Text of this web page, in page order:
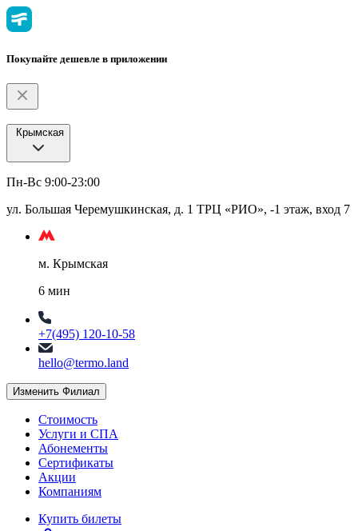
Покупайте дешевле в приложении
Крымская
Пн-Вс 9:00-23:00
ул. Большая Черемушкинская, д. 1 ТРЦ «РИО», -1 этаж, вход 7
м. Крымская
6 мин
+7(495) 120-10-58
hello@termo.land
Изменить Филиал
Стоимость
Услуги и СПА
Абонементы
Сертификаты
Акции
Компаниям
Купить билеты